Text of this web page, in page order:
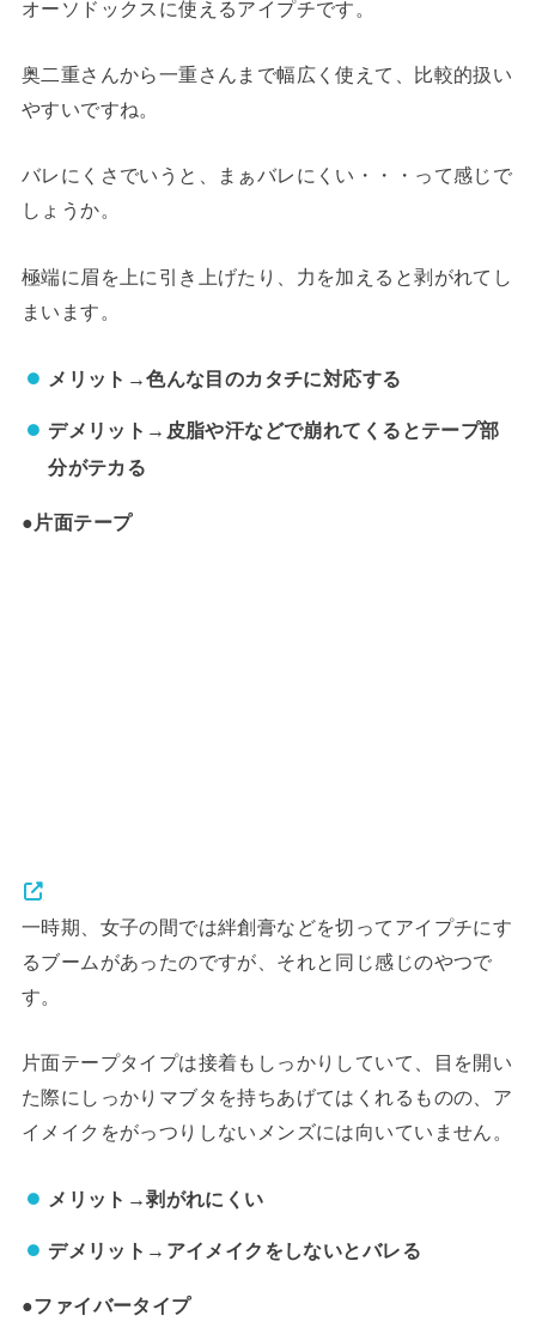
オーソドックスに使えるアイプチです。
奥二重さんから一重さんまで幅広く使えて、比較的扱い
やすいですね。
バレにくさでいうと、まぁバレにくい・・・って感じで
しょうか。
極端に眉を上に引き上げたり、力を加えると剥がれてし
まいます。
メリット→色んな目のカタチに対応する
デメリット→皮脂や汗などで崩れてくるとテープ部
分がテカる
●片面テープ
一時期、女子の間では絆創膏などを切ってアイプチにす
るブームがあったのですが、それと同じ感じのやつで
す。
片面テープタイプは接着もしっかりしていて、目を開い
た際にしっかりマブタを持ちあげてはくれるものの、ア
イメイクをがっつりしないメンズには向いていません。
メリット→剥がれにくい
デメリット→アイメイクをしないとバレる
●ファイバータイプ